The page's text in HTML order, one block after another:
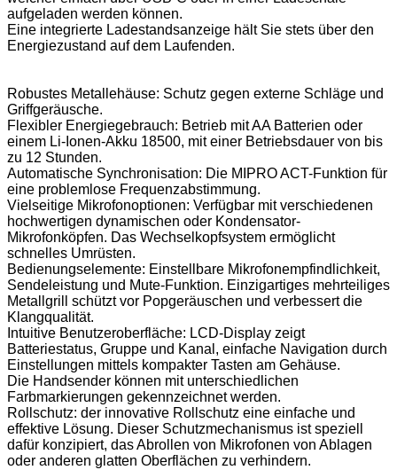
aufgeladen werden können.
Eine integrierte Ladestandsanzeige hält Sie stets über den
Energiezustand auf dem Laufenden.
Robustes Metallehäuse: Schutz gegen externe Schläge und
Griffgeräusche.
Flexibler Energiegebrauch: Betrieb mit AA Batterien oder
einem Li-Ionen-Akku 18500, mit einer Betriebsdauer von bis
zu 12 Stunden.
Automatische Synchronisation: Die MIPRO ACT-Funktion für
eine problemlose Frequenzabstimmung.
Vielseitige Mikrofonoptionen: Verfügbar mit verschiedenen
hochwertigen dynamischen oder Kondensator-
Mikrofonköpfen. Das Wechselkopfsystem ermöglicht
schnelles Umrüsten.
Bedienungselemente: Einstellbare Mikrofonempfindlichkeit,
Sendeleistung und Mute-Funktion. Einzigartiges mehrteiliges
Metallgrill schützt vor Popgeräuschen und verbessert die
Klangqualität.
Intuitive Benutzeroberfläche: LCD-Display zeigt
Batteriestatus, Gruppe und Kanal, einfache Navigation durch
Einstellungen mittels kompakter Tasten am Gehäuse.
Die Handsender können mit unterschiedlichen
Farbmarkierungen gekennzeichnet werden.
Rollschutz: der innovative Rollschutz eine einfache und
effektive Lösung. Dieser Schutzmechanismus ist speziell
dafür konzipiert, das Abrollen von Mikrofonen von Ablagen
oder anderen glatten Oberflächen zu verhindern.